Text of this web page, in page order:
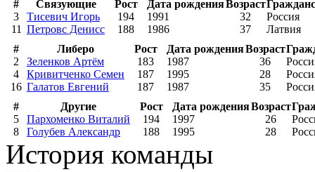
#
Связующие Рост Дата рожденияВозраст
3
Тисевич Игорь 194 1991 32
Россия
11 Петровс Денисс 188 1986 37
Латвия
#
Либеро Рост Дата рожденияВозраст
2
Зеленков Артём 183 1987 36
4
Кривитченко Семен 187 1995 28
16 Галатов Евгений 187 1987 35
#
Другие Рост Дата рожденияВозраст
5
Пархоменко Виталий 194 1997 26
8
Голубев Александр 188 1995 28
История команды